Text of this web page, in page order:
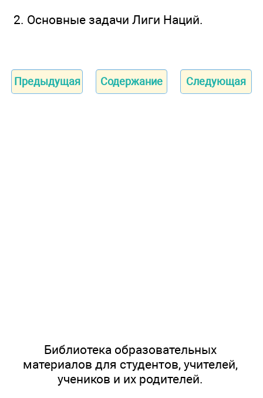
2. Основные задачи Лиги Наций.
Предыдущая Содержание Следующая
Библиотека образовательных
материалов для студентов, учителей,
учеников и их родителей.